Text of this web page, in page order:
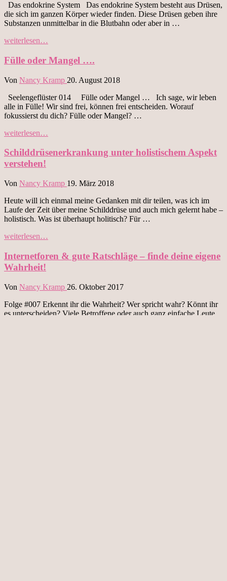
Das endokrine System Das endokrine System besteht aus Drüsen,
die sich im ganzen Körper wieder finden. Diese Drüsen geben ihre
Substanzen unmittelbar in die Blutbahn oder aber in …
weiterlesen…
endokrine
System“
Fülle oder Mangel ….
Von Nancy Kramp 20. August 2018
Seelengeflüster 014 Fülle oder Mangel … Ich sage, wir leben
alle in Fülle! Wir sind frei, können frei entscheiden. Worauf
fokussierst du dich? Fülle oder Mangel? …
weiterlesen…
Mangel
Schilddrüsenerkrankung unter holistischem Aspekt
verstehen!
Von Nancy Kramp 19. März 2018
Heute will ich einmal meine Gedanken mit dir teilen, was ich im
Laufe der Zeit über meine Schilddrüse und auch mich gelernt habe –
holistisch. Was ist überhaupt holitisch? Für …
weiterlesen…
holistischem
Aspekt
Internetforen & gute Ratschläge – finde deine eigene
Wahrheit!
Von Nancy Kramp 26. Oktober 2017
Folge #007 Erkennt ihr die Wahrheit? Wer spricht wahr? Könnt ihr
es unterscheiden? Viele Betroffene oder auch ganz einfache Leute